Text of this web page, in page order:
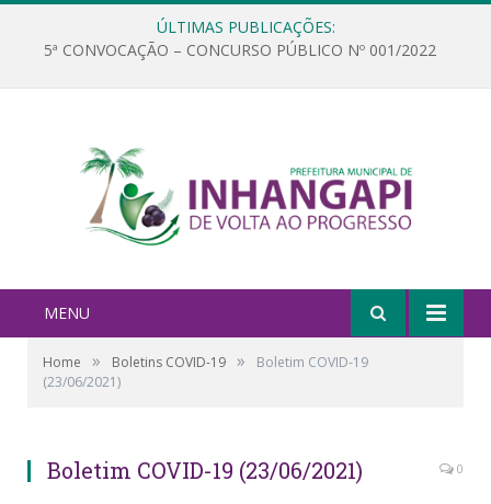
ÚLTIMAS PUBLICAÇÕES:
5ª CONVOCAÇÃO – CONCURSO PÚBLICO Nº 001/2022
MENU
Home » Boletins COVID-19 »
Boletim COVID-19
(23/06/2021)
Boletim COVID-19 (23/06/2021) 0